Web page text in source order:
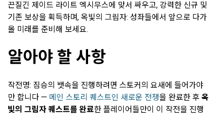
끈질긴 제이드 라이트 엑시무스에 맞서 싸우고, 강력한 신규 및
기존 보상을 획득하며, 옥빛의 그림자: 성좌들에서 앞으로 다가
올 미래를 준비해 보세요.
알아야 할 사항
작전명: 짐승의 뱃속을 진행하려면 스토커의 요새에 들어가야
만 합니다 — 메인 스토리 퀘스트인 새로운 전쟁을 완료한 후 옥
빛의 그림자 퀘스트를 완료한 플레이어들만이 이 작전을 진행